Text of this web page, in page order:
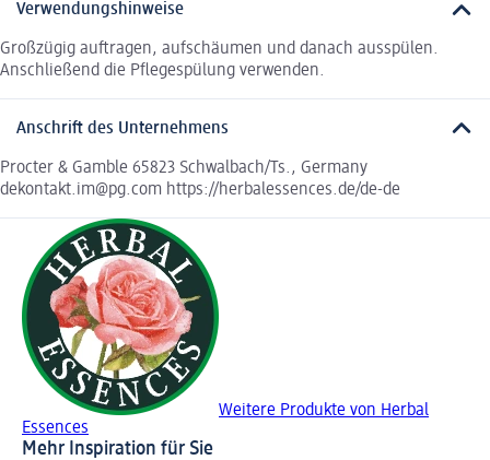
Verwendungshinweise
Großzügig auftragen, aufschäumen und danach ausspülen.
Anschließend die Pflegespülung verwenden.
Anschrift des Unternehmens
Procter & Gamble 65823 Schwalbach/Ts., Germany
dekontakt.im@pg.com https://herbalessences.de/de-de
Weitere Produkte von Herbal
Essences
Mehr Inspiration für Sie